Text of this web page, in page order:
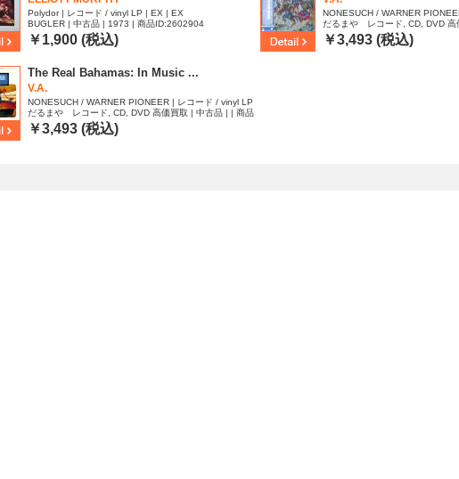
Polydor | レコード / vinyl LP | EX | EX
BUGLER | 中古品 | 1973 | 商品ID:2602904
￥1,900 (税込)
NONESUCH / WARNER
| NM | NM
だるまや レコード, CD, DVD 高
ID:2595375
￥3,493 (税込)
The Real Bahamas: In Music ...
V.A.
NONESUCH / WARNER PIONEER | レコード / vinyl LP
| NM | NM
だるまや レコード, CD, DVD 高価買取 | 中古品 | | 商品
ID:2595374
￥3,493 (税込)